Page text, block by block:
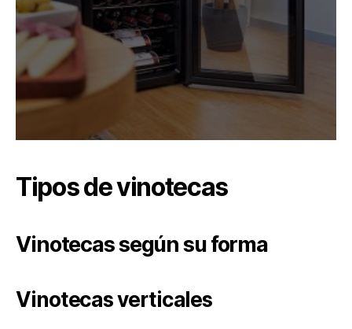
Tipos de vinotecas
Vinotecas según su forma
Vinotecas verticales